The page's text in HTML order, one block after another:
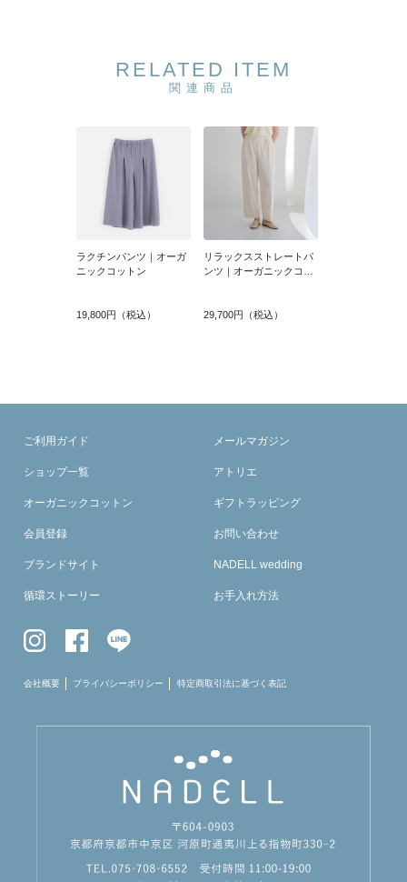
RELATED ITEM
関連商品
ラクチンパンツ｜オーガ
ニックコットン
19,800円（税込）
リラックスストレートパ
ンツ｜オーガニックコッ
29,700円（税込）
ご利用ガイド
ショップ一覧
オーガニックコットン
会員登録
ブランドサイト
循環ストーリー
メールマガジン
アトリエ
ギフトラッピング
お問い合わせ
NADELL wedding
お手入れ方法
会社概要 プライバシーポリシー 特定商取引法に基づく表記